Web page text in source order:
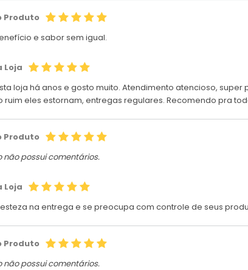
Produto
e sabor sem igual.
Loja
loja há anos e gosto muito. Atendimento atencioso,
ruim eles estornam, entregas regulares. Recomendo pra
Produto
não possui comentários.
Loja
na entrega e se preocupa com controle de seus
Produto
não possui comentários.